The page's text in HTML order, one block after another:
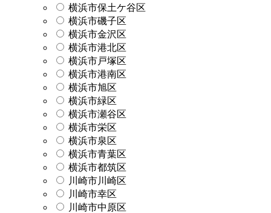
横浜市保土ケ谷区
横浜市磯子区
横浜市金沢区
横浜市港北区
横浜市戸塚区
横浜市港南区
横浜市旭区
横浜市緑区
横浜市瀬谷区
横浜市栄区
横浜市泉区
横浜市青葉区
横浜市都筑区
川崎市川崎区
川崎市幸区
川崎市中原区